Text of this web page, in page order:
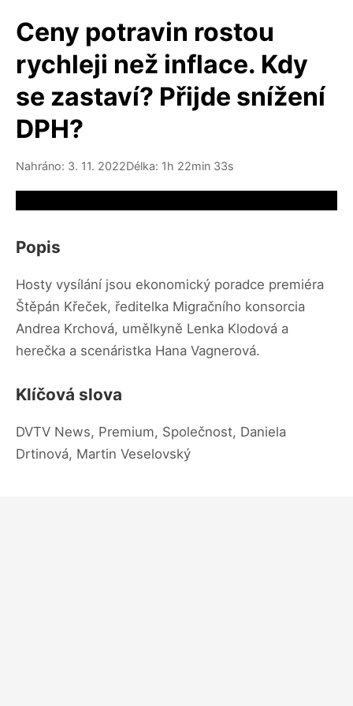
Ceny potravin rostou
rychleji než inflace. Kdy
se zastaví? Přijde snížení
DPH?
Nahráno: 3. 11. 2022Délka: 1h 22min 33s
Popis
Hosty vysílání jsou ekonomický poradce premiéra
Štěpán Křeček, ředitelka Migračního konsorcia
Andrea Krchová, umělkyně Lenka Klodová a
herečka a scenáristka Hana Vagnerová.
Klíčová slova
DVTV News, Premium, Společnost, Daniela
Drtinová, Martin Veselovský